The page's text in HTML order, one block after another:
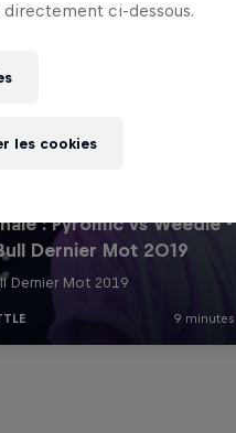
ci-dessous.
les cookies